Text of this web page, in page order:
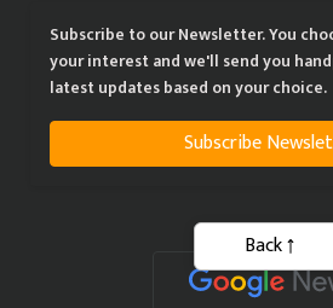
Subscribe to our Newsletter. You
your interest and we'll send you
latest updates based on your choice.
Subscribe
Back